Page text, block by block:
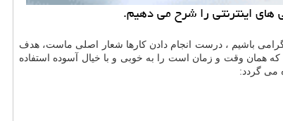
های اینترنتی را شرح می دهیم.
گرامی باشیم ، درست انجام دادن کارها شعار اصلی ماست، هدف
همان وقت و زمان است را به خوبی و با خیال آسوده استفاده
می گردد: